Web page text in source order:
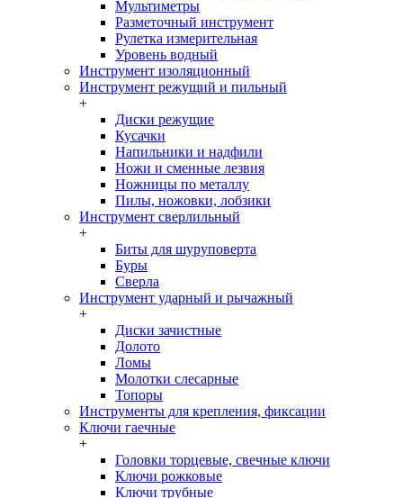
Мультиметры
Разметочный инструмент
Рулетка измерительная
Уровень водный
Инструмент изоляционный
Инструмент режущий и пильный
+
Диски режущие
Кусачки
Напильники и надфили
Ножи и сменные лезвия
Ножницы по металлу
Пилы, ножовки, лобзики
Инструмент сверлильный
+
Биты для шуруповерта
Буры
Сверла
Инструмент ударный и рычажный
+
Диски зачистные
Долото
Ломы
Молотки слесарные
Топоры
Инструменты для крепления, фиксации
Ключи гаечные
+
Головки торцевые, свечные ключи
Ключи рожковые
Ключи трубные